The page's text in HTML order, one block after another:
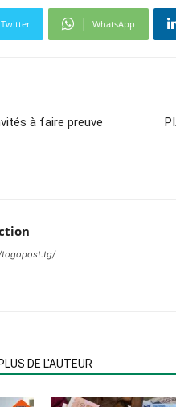
Twitter WhatsApp
à faire preuve
DE L'AUTEUR